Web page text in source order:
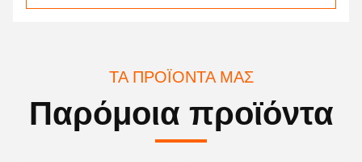
ΤΑ ΠΡΟΪΌΝΤΑ ΜΑΣ
Παρόμοια προϊόντα